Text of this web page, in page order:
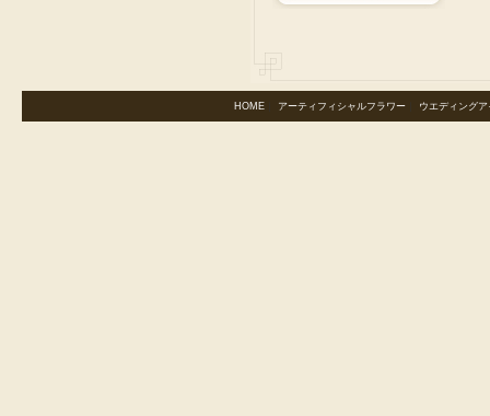
HOME｜ アーティフィシャルフラワー｜ ウエディングア